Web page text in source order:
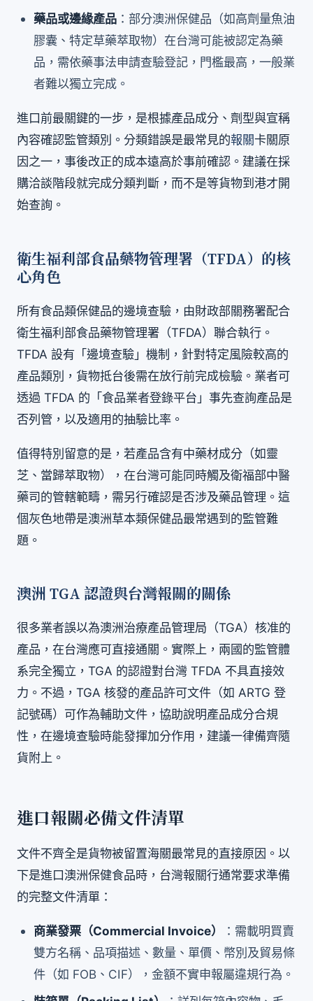
藥品或邊緣產品 ：部分澳洲保健品（如高劑量魚油
膠囊、特定草藥萃取物）在台灣可能被認定為藥
品，需依藥事法申請查驗登記，門檻最高，一般業
者難以獨立完成。
進口前最關鍵的一步，是根據產品成分、劑型與宣稱
內容確認監管類別。分類錯誤是最常見的報關卡關原
因之一，事後改正的成本遠高於事前確認。建議在採
購洽談階段就完成分類判斷，而不是等貨物到港才開
始查詢。
衛生福利部食品藥物管理署（TFDA）的核
心角色
所有食品類保健品的邊境查驗，由財政部關務署配合
衛生福利部食品藥物管理署（TFDA）聯合執行。
TFDA 設有「邊境查驗」機制，針對特定風險較高的
產品類別，貨物抵台後需在放行前完成檢驗。業者可
透過 TFDA 的「食品業者登錄平台」事先查詢產品是
否列管，以及適用的抽驗比率。
值得特別留意的是，若產品含有中藥材成分（如靈
芝、當歸萃取物），在台灣可能同時觸及衛福部中醫
藥司的管轄範疇，需另行確認是否涉及藥品管理。這
個灰色地帶是澳洲草本類保健品最常遇到的監管難
題。
澳洲 TGA 認證與台灣報關的關係
很多業者誤以為澳洲治療產品管理局（TGA）核准的
產品，在台灣應可直接通關。實際上，兩國的監管體
系完全獨立，TGA 的認證對台灣 TFDA 不具直接效
力。不過，TGA 核發的產品許可文件（如 ARTG 登
記號碼）可作為輔助文件，協助說明產品成分合規
性，在邊境查驗時能發揮加分作用，建議一律備齊隨
貨附上。
進口報關必備文件清單
文件不齊全是貨物被留置海關最常見的直接原因。以
下是進口澳洲保健食品時，台灣報關行通常要求準備
的完整文件清單：
商業發票（Commercial Invoice）
：需載明買賣
雙方名稱、品項描述、數量、單價、幣別及貿易條
件（如 FOB、CIF），金額不實申報屬違規行為。